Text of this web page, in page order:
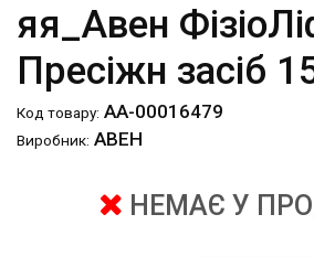
яя_Авен
Пресіжн засіб
Код товару: АА-00016479
Виробник: АВЕН
НЕМАЄ У